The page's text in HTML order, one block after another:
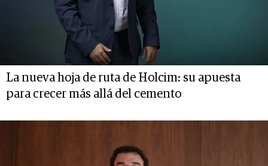
La nueva hoja de ruta de Holcim: su apuesta
para crecer más allá del cemento